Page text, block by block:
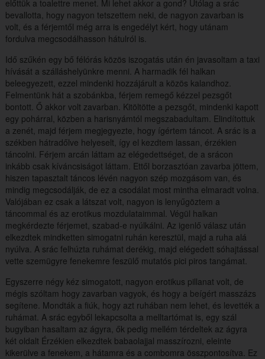
előttük a toalettre menet. Mi lehet akkor a gond? Utólag a srác
bevallotta, hogy nagyon tetszettem neki, de nagyon zavarban is
volt, és a férjemtől még arra is engedélyt kért, hogy utánam
fordulva megcsodálhasson hátulról is.
Idő szűkén egy bő félórás közös iszogatás után én javasoltam a taxi
hívását a szálláshelyünkre menni. A harmadik fél halkan
beleegyezett, ezzel mindenki hozzájárult a közös kalandhoz.
Felmentünk hát a szobánkba, férjem remegő kézzel pezsgőt
bontott. Ő akkor volt zavarban. Kitöltötte a pezsgőt, mindenki kapott
egy pohárral, közben a harisnyámtól megszabadultam. Elindítottuk
a zenét, majd férjem megjegyezte, hogy ígértem táncot. A srác is a
székben hátradőlve helyeselt, így el kezdtem lassan, érzékien
táncolni. Férjem arcán láttam az elégedettséget, de a srácon
inkább csak kíváncsiságot láttam. Ettől borzasztóan zavarba jöttem,
hiszen tapasztalt táncos lévén nagyon szép mozgásom van, és
mindig megcsodálják, de ez a csodálat most mintha elmaradt volna.
Valójában ez csak a látszat volt, nagyon is lenyűgöztem a
táncommal és az erotikus mozdulataimmal. Végül halkan
megkérdezte férjemet, szabad-e nyúlkálni. Az igenlő válasz után
elkezdtek mindketten simogatni ruhán keresztül, majd a ruha alá
nyúlva. A srác felhúzta ruhámat derékig, majd elégedett sóhajtással
vette szemügyre fenekemre feszülő mutatós pici piros tangámat.
Egyszerre négy kéz simogatott, nagyon erotikus pillanat volt, de
mégis szóltam hogy zavarban vagyok, és hogy a beígért masszázs
segítene. Mondták a fiúk, hogy azt ruhában nem lehet, és levették a
ruhámat. A srác egyből lekapcsolta a melltartómat is, egy szál
bugyiban hasaltam az ágyra, ők pedig mellém térdeltek az ágyra
két oldalt Érzékien elkezdtek babaolajjal masszírozni, eleinte
kikerülve a fenekem, a hátamra és a combomra összpontosítva. Ez